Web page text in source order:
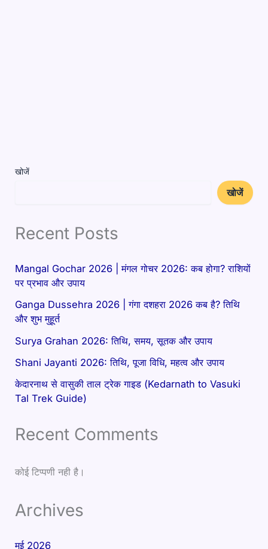
खोजें
खोजें
Recent Posts
Mangal Gochar 2026 | मंगल गोचर 2026: कब होगा? राशियों
पर प्रभाव और उपाय
Ganga Dussehra 2026 | गंगा दशहरा 2026 कब है? तिथि
और शुभ मुहूर्त
Surya Grahan 2026: तिथि, समय, सूतक और उपाय
Shani Jayanti 2026: तिथि, पूजा विधि, महत्व और उपाय
केदारनाथ से वासुकी ताल ट्रेक गाइड (Kedarnath to Vasuki
Tal Trek Guide)
Recent Comments
कोई टिप्पणी नही है।
Archives
मई 2026